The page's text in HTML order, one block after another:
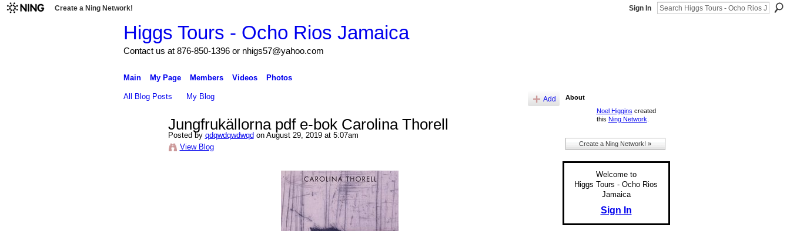
Create a Ning Network! Sign In
Higgs Tours - Ocho Rios Jamaica
Contact us at 876-850-1396 or nhigs57@yahoo.com
Main My Page Members Videos Photos
All Blog Posts My Blog Add
Jungfrukällorna pdf e-bok Carolina Thorell
Posted by qdqwdqwdwqdon August 29, 2019 at 5:07am
View Blog
About
Noel Higgins created
this Ning Network
Create a Ning Network! »
Welcome to
Higgs Tours - Ocho Rios
Jamaica
Sign In